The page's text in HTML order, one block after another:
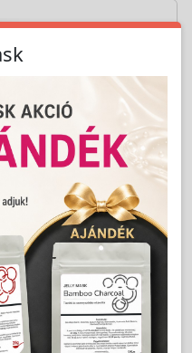
549
- YAMUNA